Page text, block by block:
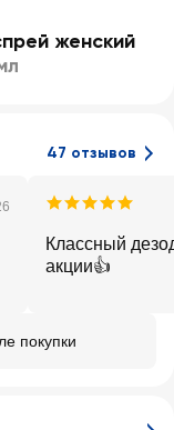
женский
47 отзывов
Классный
акции👍
покупки